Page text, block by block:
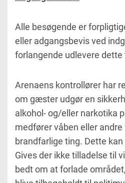
Alle besøgende er
eller adgangsbevis ved
forlangende udlevere
Arenaens kontrollører har
om gæster udgør en
alkohol- og/eller narkotika
medfører våben eller andre
brandfarlige ting. Dette
Gives der ikke tilladelse til
bedt om at forlade